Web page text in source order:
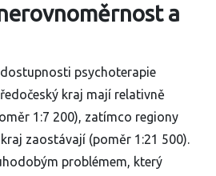
a
psychoterapie
kraj mají relativně
1:7 200), zatímco regiony
zaostávají (poměr 1:21 500).
problémem, který